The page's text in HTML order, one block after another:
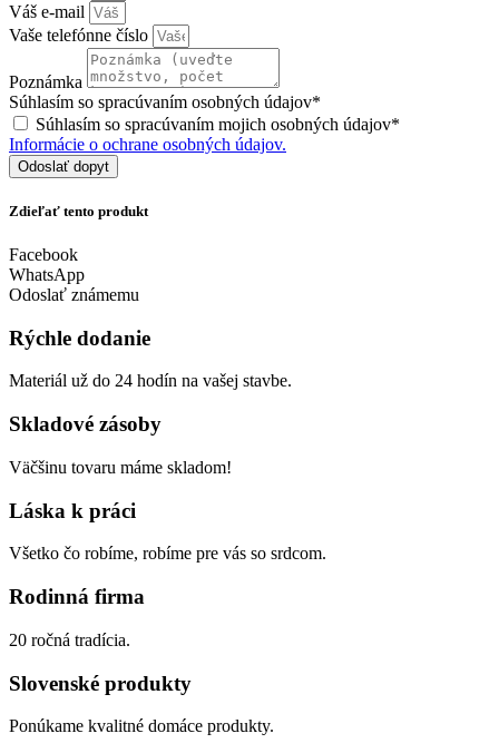
Váš e-mail
Vaše telefónne číslo
Poznámka
Súhlasím so spracúvaním osobných údajov*
Súhlasím so spracúvaním mojich osobných údajov*
Informácie o ochrane osobných údajov.
Odoslať dopyt
Zdieľať tento produkt
Facebook
WhatsApp
Odoslať známemu
Rýchle dodanie
Materiál už do 24 hodín na vašej stavbe.
Skladové zásoby
Väčšinu tovaru máme skladom!
Láska k práci
Všetko čo robíme, robíme pre vás so srdcom.
Rodinná firma
20 ročná tradícia.
Slovenské produkty
Ponúkame kvalitné domáce produkty.